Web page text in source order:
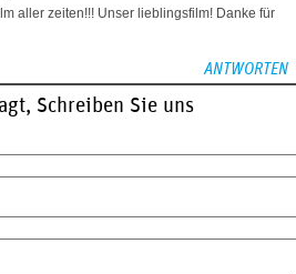
aller zeiten!!! Unser lieblingsfilm! Danke für
ANTWORTEN
Schreiben Sie uns